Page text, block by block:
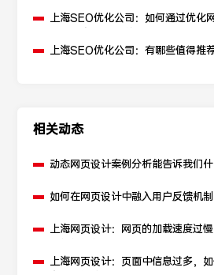
上海SEO优化公司：如何通过优化
上海SEO优化公司：有哪些值得推
相关动态
动态网页设计案例分析能告诉我们什
如何在网页设计中融入用户反馈机制
上海网页设计：网页的加载速度过
上海网页设计：页面中信息过多，